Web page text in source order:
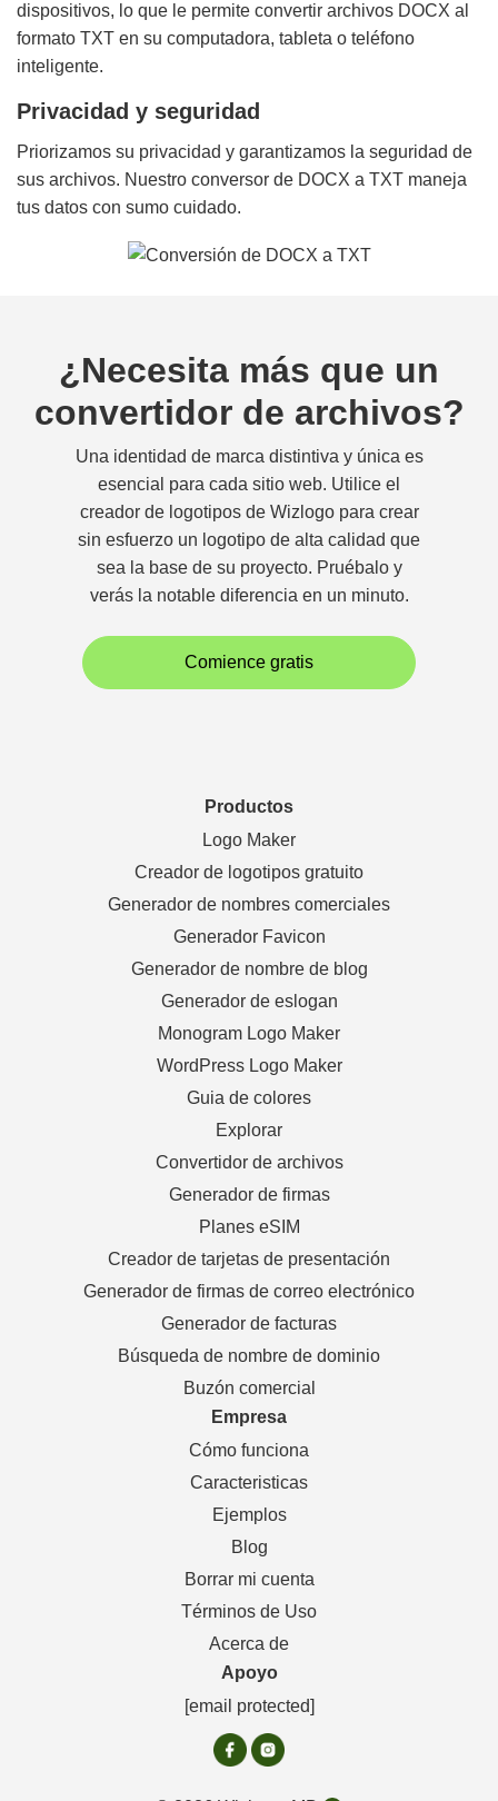
dispositivos, lo que le permite convertir archivos DOCX al
formato TXT en su computadora, tableta o teléfono
inteligente.
Privacidad y seguridad
Priorizamos su privacidad y garantizamos la seguridad de
sus archivos. Nuestro conversor de DOCX a TXT maneja
tus datos con sumo cuidado.
¿Necesita más que un
convertidor de archivos?
Una identidad de marca distintiva y única es
esencial para cada sitio web. Utilice el
creador de logotipos de Wizlogo para crear
sin esfuerzo un logotipo de alta calidad que
sea la base de su proyecto. Pruébalo y
verás la notable diferencia en un minuto.
Comience gratis
Productos
Logo Maker
Creador de logotipos gratuito
Generador de nombres comerciales
Generador Favicon
Generador de nombre de blog
Generador de eslogan
Monogram Logo Maker
WordPress Logo Maker
Guia de colores
Explorar
Convertidor de archivos
Generador de firmas
Planes eSIM
Creador de tarjetas de presentación
Generador de firmas de correo electrónico
Generador de facturas
Búsqueda de nombre de dominio
Buzón comercial
Empresa
Cómo funciona
Caracteristicas
Ejemplos
Blog
Borrar mi cuenta
Términos de Uso
Acerca de
Apoyo
[email protected]